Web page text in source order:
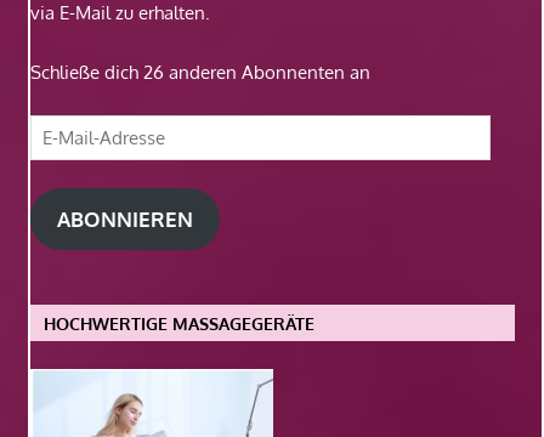
via E-Mail zu erhalten.
Schließe dich 26 anderen Abonnenten an
E-
Mail-
Adresse
ABONNIEREN
HOCHWERTIGE MASSAGEGERÄTE